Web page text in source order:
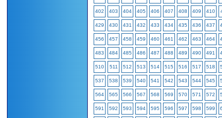
402 403 404 405 406 407 408 409 410
429 430 431 432 433 434 435 436 437
456 457 458 459 460 461 462 463 464
483 484 485 486 487 488 489 490 491
510 511 512 513 514 515 516 517 518
537 538 539 540 541 542 543 544 545
564 565 566 567 568 569 570 571 572
591 592 593 594 595 596 597 598 599